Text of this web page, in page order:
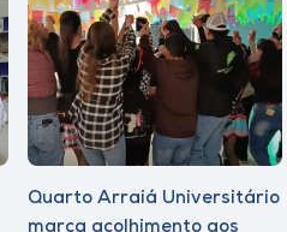
Quarto Arraiá Universitário
marca acolhimento aos